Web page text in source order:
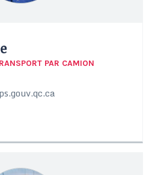
PAR CAMION